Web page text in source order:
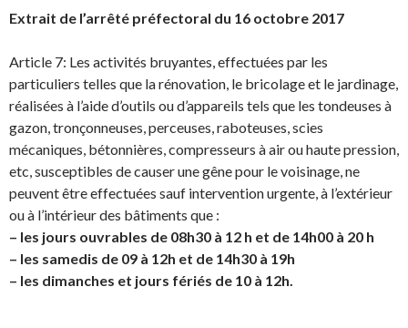
Extrait de l’arrêté préfectoral du 16 octobre 2017
Article 7: Les activités bruyantes, effectuées par les
particuliers telles que la rénovation, le bricolage et le jardinage,
réalisées à l’aide d’outils ou d’appareils tels que les tondeuses à
gazon, tronçonneuses, perceuses, raboteuses, scies
mécaniques, bétonnières, compresseurs à air ou haute pression,
etc, susceptibles de causer une gêne pour le voisinage, ne
peuvent être effectuées sauf intervention urgente, à l’extérieur
ou à l’intérieur des bâtiments que :
– les jours ouvrables de 08h30 à 12 h et de 14h00 à 20 h
– les samedis de 09 à 12h et de 14h30 à 19h
– les dimanches et jours fériés de 10 à 12h.